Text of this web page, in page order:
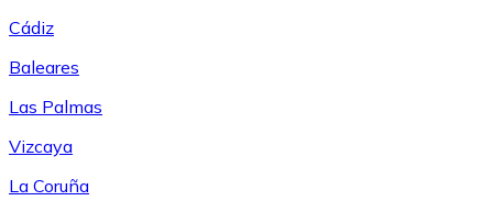
Cádiz
Baleares
Las Palmas
Vizcaya
La Coruña